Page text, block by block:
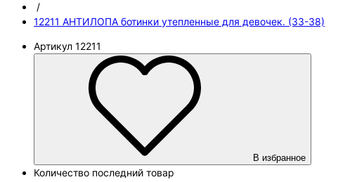
/
12211 АНТИЛОПА ботинки утепленные для девочек. (33-38)
Артикул 12211
В избранное
Количество последний товар